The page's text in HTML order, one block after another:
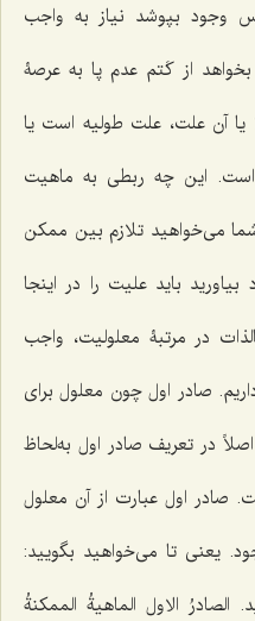
وجود بپوشد نیاز به واجب
بخواهد از کَتم عدم پا به عرصۀ
یا آن علت، علت طولیه است یا
این چه ربطى به ماهیت
مى‌خواهید تلازم بین ممکن
باید علیت را در اینجا
در مرتبۀ معلولیت، واجب
صادر اول چون معلول براى
در تعریف صادر اول به‌لحاظ
صادر اول عبارت از آن معلول
یعنى تا مى‌خواهید بگویید:
الصادرُ الاول الماهیةُ الممکنةُ